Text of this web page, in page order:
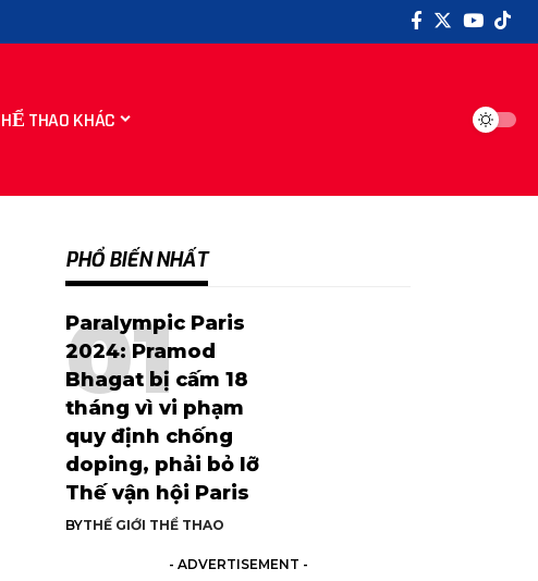
THAO KHÁC
PHỔ BIẾN NHẤT
Paralympic Paris
2024: Pramod
Bhagat bị cấm 18
tháng vì vi phạm
quy định chống
doping, phải bỏ lỡ
Thế vận hội Paris
BYTHẾ GIỚI THỂ THAO
- ADVERTISEMENT -